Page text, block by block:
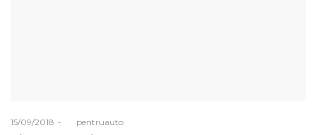
Posted
15/09/2018 pentruauto